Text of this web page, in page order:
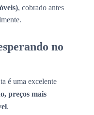
, cobrado antes
no
é uma excelente
preços mais
.